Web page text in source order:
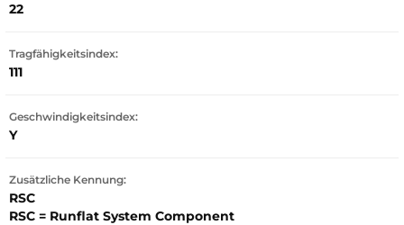
22
Tragfähigkeitsindex:
111
Geschwindigkeitsindex:
Y
Zusätzliche Kennung:
RSC
RSC = Runflat System Component